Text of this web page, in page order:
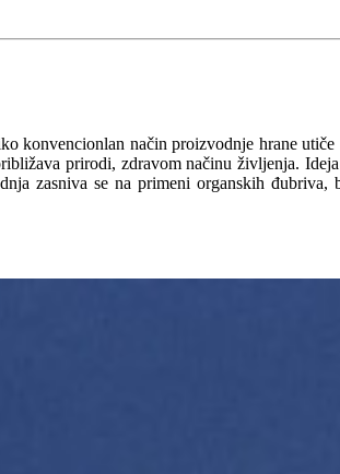
konvencionlan način proizvodnje hrane utiče
prirodi, zdravom načinu življenja.
zasniva se na primeni organskih đubriva,